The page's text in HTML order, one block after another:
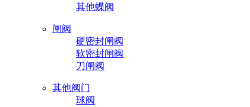
其他蝶阀
闸阀
硬密封闸阀
软密封闸阀
刀闸阀
其他阀门
球阀